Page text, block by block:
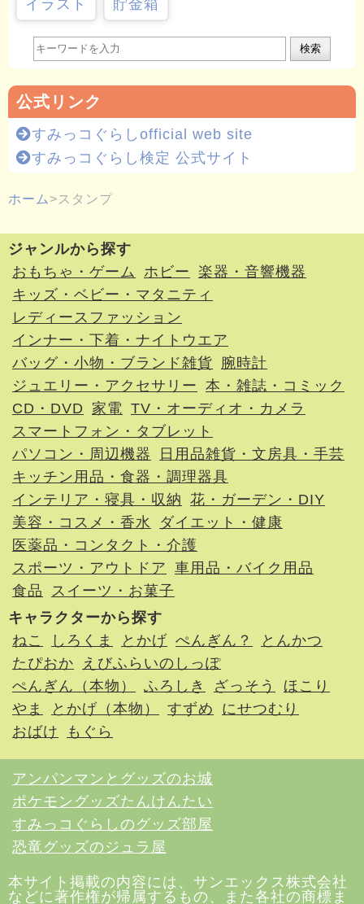
イラスト 貯金箱
検索
公式リンク
すみっコぐらしofficial web site
すみっコぐらし検定 公式サイト
ホーム スタンプ
ジャンルから探す
おもちゃ・ゲーム
ホビー 楽器・音響機器
キッズ・ベビー・マタニティ
レディースファッション
インナー・下着・ナイトウエア
バッグ・小物・ブランド雑貨 腕時計
ジュエリー・アクセサリー 本・雑誌・コミック
CD・DVD
家電 TV・オーディオ・カメラ
スマートフォン・タブレット
パソコン・周辺機器
日用品雑貨・文房具・手芸
キッチン用品・食器・調理器具
インテリア・寝具・収納 花・ガーデン・DIY
美容・コスメ・香水
ダイエット・健康
医薬品・コンタクト・介護
スポーツ・アウトドア 車用品・バイク用品
食品
スイーツ・お菓子
キャラクターから探す
ねこ
しろくま とかげ ぺんぎん？
とんかつ
たぴおか
えびふらいのしっぽ
ぺんぎん（本物）
ふろしき ざっそう
ほこり
やま
とかげ（本物） すずめ
にせつむり
おばけ
もぐら
アンパンマンとグッズのお城
ポケモングッズたんけんたい
すみっコぐらしのグッズ部屋
恐竜グッズのジュラ屋
本サイト掲載の内容には、サンエックス株式会社
などに著作権が帰属するもの、また各社の商標ま